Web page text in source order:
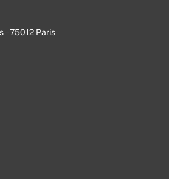
– 75012 Paris